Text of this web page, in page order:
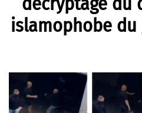
islamophobe